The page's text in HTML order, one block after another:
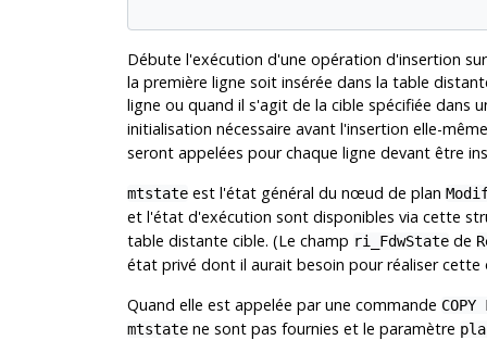
Débute l'exécution d'une opération d'insertion
la première ligne soit insérée dans la table
ligne ou quand il s'agit de la cible spécifiée dans
initialisation nécessaire avant l'insertion elle-
seront appelées pour chaque ligne devant être
mtstateest l'état général du nœud de plan
et l'état d'exécution sont disponibles via cette
table distante cible. (Le champ ri_FdwStatede
état privé dont il aurait besoin pour réaliser cette
Quand elle est appelée par une commande COPY
mtstatene sont pas fournies et le paramètre